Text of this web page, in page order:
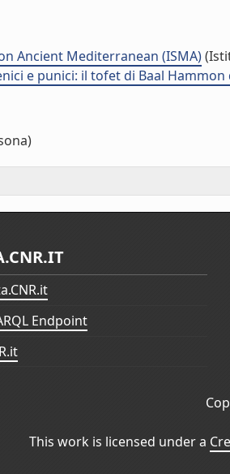
Ancient Mediterranean (ISMA)
e punici: il tofet di Baal Hammon
Endpoint
This work is licensed under a